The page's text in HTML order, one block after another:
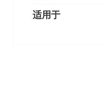
适用于